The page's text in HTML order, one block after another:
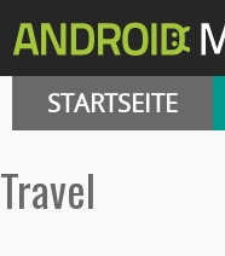
STARTSEITE
travel